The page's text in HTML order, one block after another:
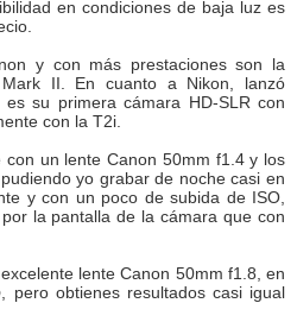
en condiciones de baja luz es
y con más prestaciones son la
II. En cuanto a Nikon, lanzó
su primera cámara HD-SLR con
con la T2i.
con un lente Canon 50mm f1.4 y los
yo grabar de noche casi en
y con un poco de subida de ISO,
la pantalla de la cámara que con
lente Canon 50mm f1.8, en
, pero obtienes resultados casi igual